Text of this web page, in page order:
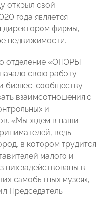
открыл свой
года является
директором фирмы,
недвижимости.
отделение «ОПОРЫ
свою работу
бизнес-сообществу
взаимоотношения с
и
«Мы ждем в наши
ведь
в котором трудится
малого и
них задействованы в
самобытных музеях,
Председатель